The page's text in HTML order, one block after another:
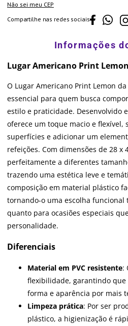
Não sei meu CEP
Compartilhe nas redes sociais
Lugar Americano Print
O Lugar Americano Print Lemon
essencial para quem busca
estilo e praticidade. Desenvolvido
oferece um toque macio e flexível,
superfícies e adicionar um
refeições. Com dimensões de 28 x
perfeitamente a diferentes
trazendo uma estética leve e
composição em material plástico
tornando-o uma escolha funcional
quanto para ocasiões especiais
personalidade.
Diferenciais
Material em PVC resistente:
flexibilidade, garantindo
forma e aparência por mais
Limpeza prática: Por ser
plástico, a higienização é